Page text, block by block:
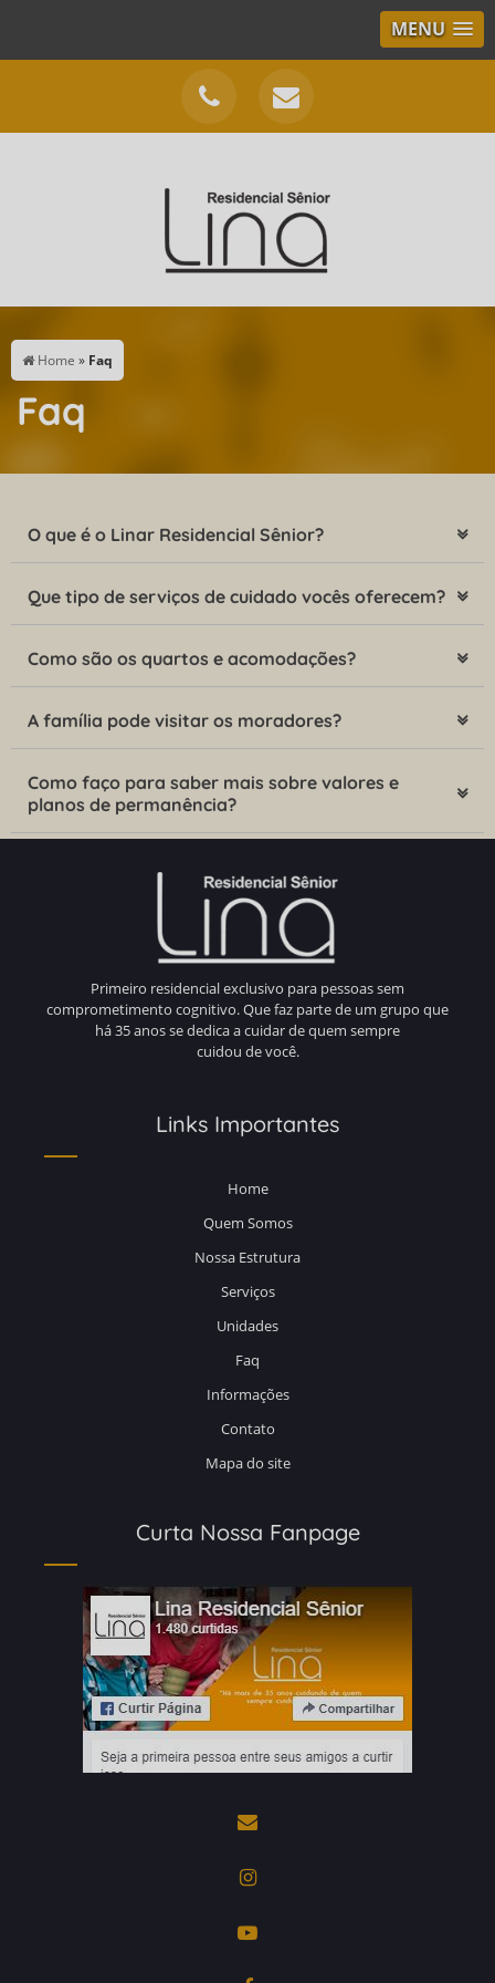
MENU
Home » Faq
Faq
O que é o Linar Residencial Sênior?
Que tipo de serviços de cuidado vocês oferecem?
Como são os quartos e acomodações?
A família pode visitar os moradores?
Como faço para saber mais sobre valores e
planos de permanência?
Primeiro residencial exclusivo para pessoas sem
comprometimento cognitivo. Que faz parte de um grupo que
há 35 anos se dedica a cuidar de quem sempre
cuidou de você.
Links Importantes
Home
Quem Somos
Nossa Estrutura
Serviços
Unidades
Faq
Informações
Contato
Mapa do site
Curta Nossa Fanpage